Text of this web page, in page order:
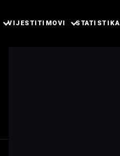
VIJESTITIMOVI STATISTIKA